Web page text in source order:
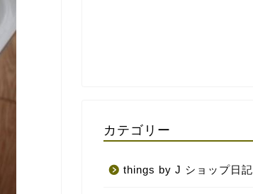
カテゴリー
things by J ショップ日記